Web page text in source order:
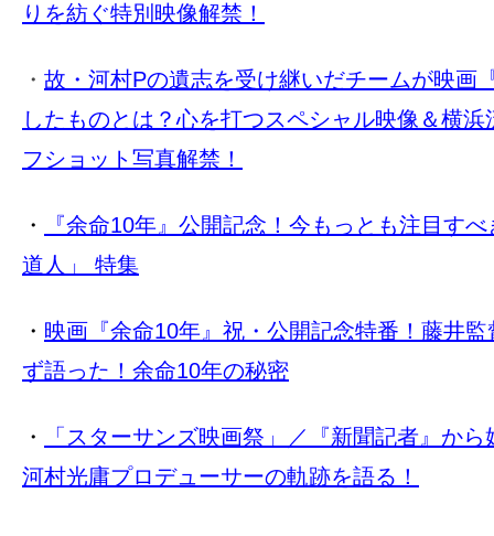
りを紡ぐ特別映像解禁！
・ 故・河村Pの遺志を受け継いだチームが映画
したものとは？心を打つスペシャル映像＆横
フショット写真解禁！
・
『余命10年』公開記念！今もっとも注目す
道人」 特集
・ 映画『余命10年』祝・公開記念特番！藤井
ず語った！余命10年の秘密
・
「スターサンズ映画祭」／『新聞記者』か
河村光庸プロデューサーの軌跡を語る！